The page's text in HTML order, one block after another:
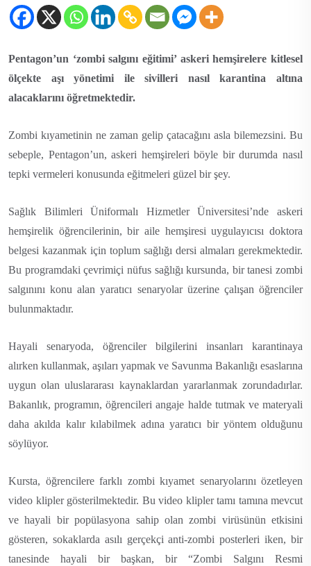
Pentagon’un ‘zombi salgını eğitimi’ askeri hemşirelere kitlesel
ölçekte aşı yönetimi ile sivilleri nasıl karantina altına
alacaklarını öğretmektedir.
Zombi kıyametinin ne zaman gelip çatacağını asla bilemezsini. Bu
sebeple, Pentagon’un, askeri hemşireleri böyle bir durumda nasıl
tepki vermeleri konusunda eğitmeleri güzel bir şey.
Sağlık Bilimleri Üniformalı Hizmetler Üniversitesi’nde askeri
hemşirelik öğrencilerinin, bir aile hemşiresi uygulayıcısı doktora
belgesi kazanmak için toplum sağlığı dersi almaları gerekmektedir.
Bu programdaki çevrimiçi nüfus sağlığı kursunda, bir tanesi zombi
salgınını konu alan yaratıcı senaryolar üzerine çalışan öğrenciler
bulunmaktadır.
Hayali senaryoda, öğrenciler bilgilerini insanları karantinaya
alırken kullanmak, aşıları yapmak ve Savunma Bakanlığı esaslarına
uygun olan uluslararası kaynaklardan yararlanmak zorundadırlar.
Bakanlık, programın, öğrencileri angaje halde tutmak ve materyali
daha akılda kalır kılabilmek adına yaratıcı bir yöntem olduğunu
söylüyor.
Kursta, öğrencilere farklı zombi kıyamet senaryolarını özetleyen
video klipler gösterilmektedir. Bu video klipler tamı tamına mevcut
ve hayali bir popülasyona sahip olan zombi virüsünün etkisini
gösteren, sokaklarda asılı gerçekçi anti-zombi posterleri iken, bir
tanesinde hayali bir başkan, bir “Zombi Salgını Resmi